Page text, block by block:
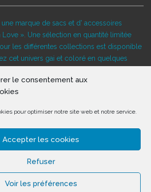
le consentement aux
pour optimiser notre site web et notre service.
Accepter les cookies
Refuser
Voir les préférences
marque de sacs et d’ accessoires
Love ». Une sélection en quantité limitée
les différentes collections est disponible
cet univers gai et coloré en quelques